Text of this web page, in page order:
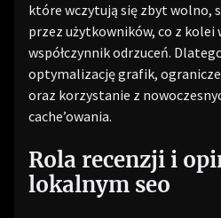
które wczytują się zbyt wolno,
przez użytkowników, co z kolei
współczynnik odrzuceń.
optymalizację grafik,
oraz korzystanie z
cache’owania.
Rola recenzji i
lokalnym seo